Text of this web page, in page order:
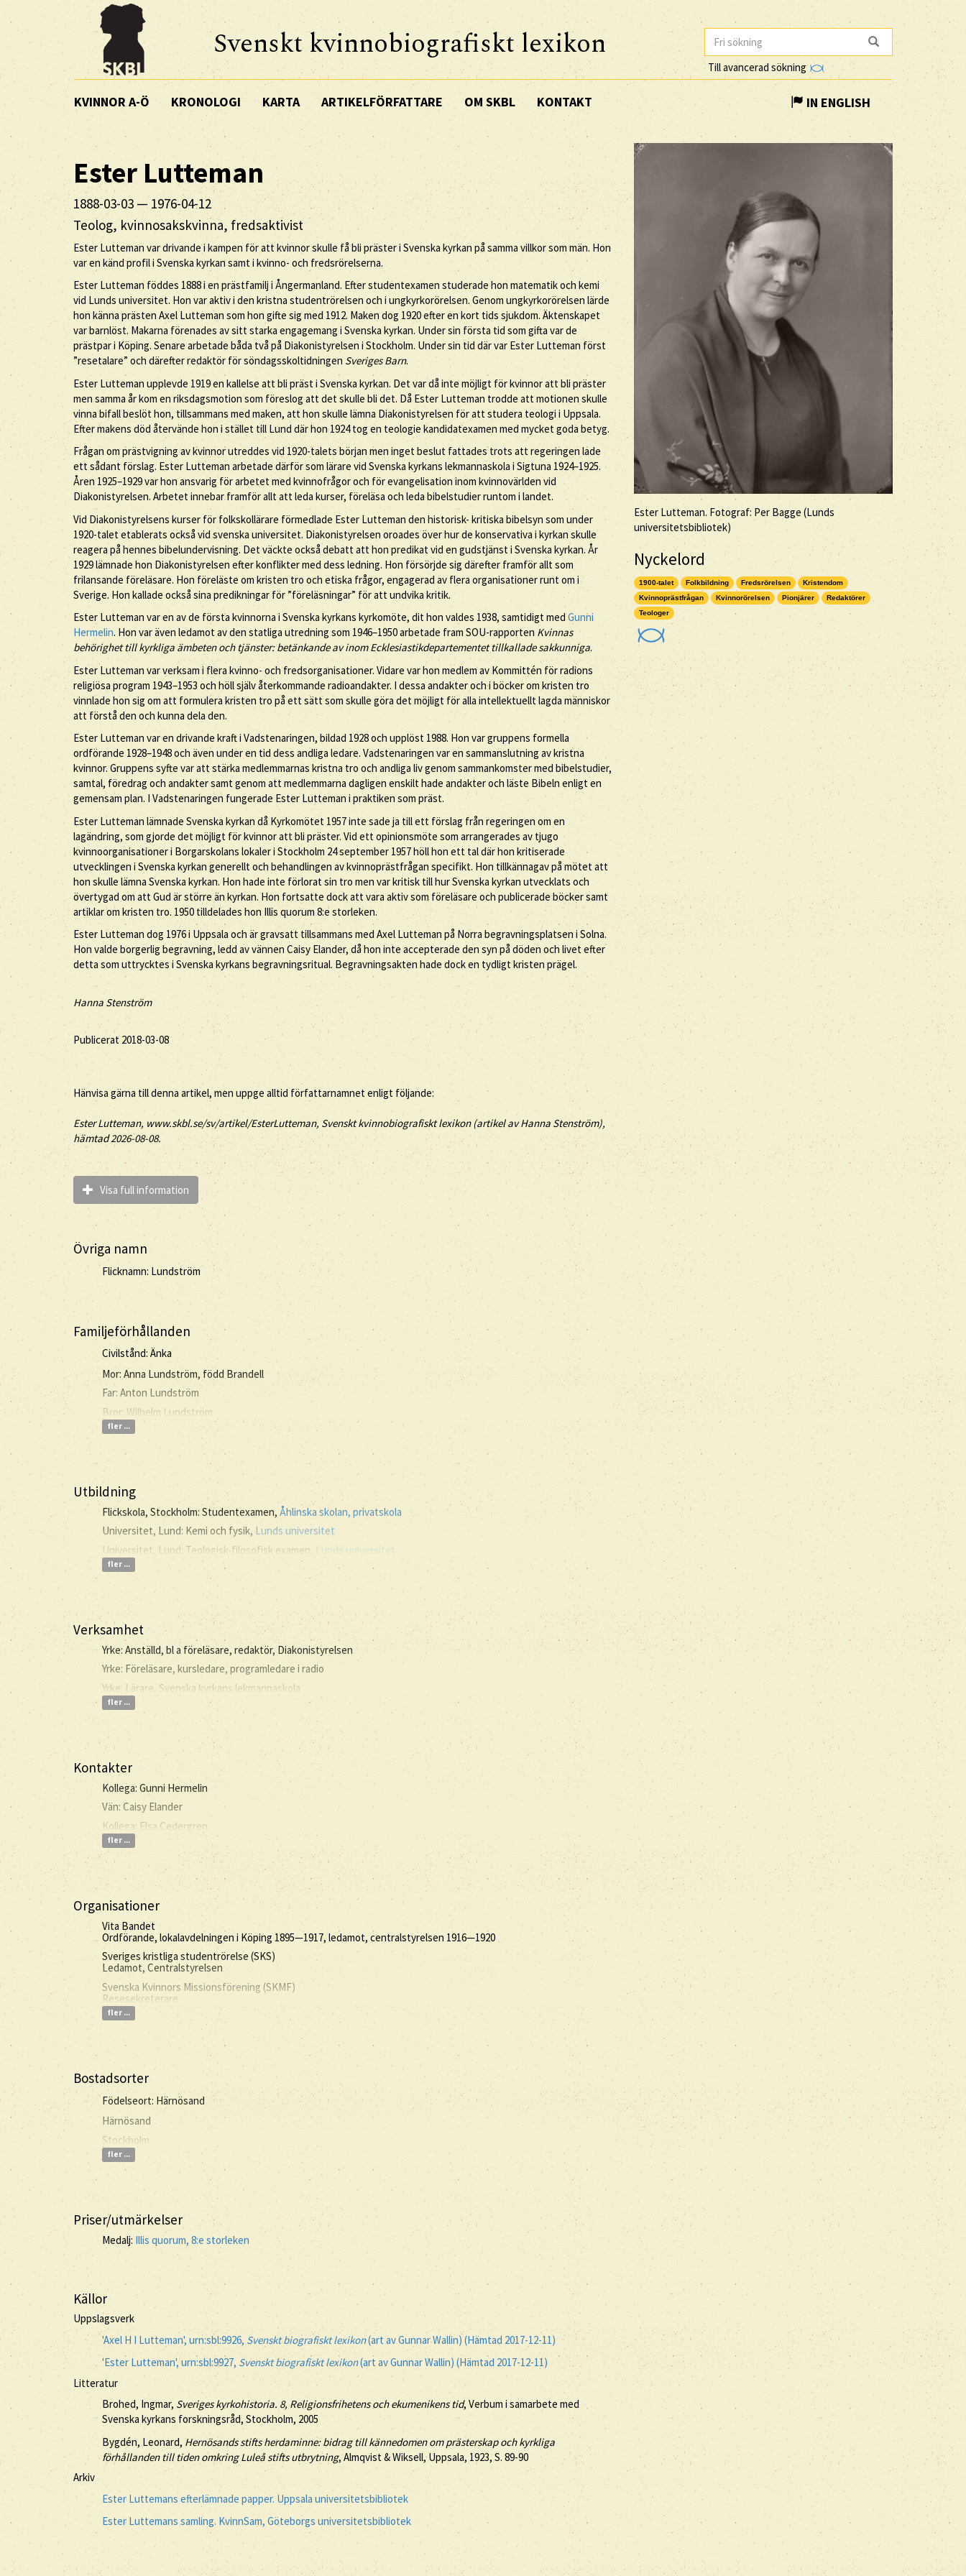
Svenskt kvinnobiografiskt lexikon
Till avancerad sökning
KVINNOR A-Ö KRONOLOGI KARTA ARTIKELFÖRFATTARE OM SKBL KONTAKT IN ENGLISH
Ester Lutteman
1888-03-03 — 1976-04-12
Teolog, kvinnosakskvinna, fredsaktivist
Ester Lutteman var drivande i kampen för att kvinnor skulle få bli präster i Svenska kyrkan på samma villkor som män. Hon
var en känd profil i Svenska kyrkan samt i kvinno- och fredsrörelserna.
Ester Lutteman föddes 1888 i en prästfamilj i Ångermanland. Efter studentexamen studerade hon matematik och kemi
vid Lunds universitet. Hon var aktiv i den kristna studentrörelsen och i ungkyrkorörelsen. Genom ungkyrkorörelsen lärde
hon känna prästen Axel Lutteman som hon gifte sig med 1912. Maken dog 1920 efter en kort tids sjukdom. Äktenskapet
var barnlöst. Makarna förenades av sitt starka engagemang i Svenska kyrkan. Under sin första tid som gifta var de
prästpar i Köping. Senare arbetade båda två på Diakonistyrelsen i Stockholm. Under sin tid där var Ester Lutteman först
”resetalare” och därefter redaktör för söndagsskoltidningen Sveriges Barn.
Ester Lutteman upplevde 1919 en kallelse att bli präst i Svenska kyrkan. Det var då inte möjligt för kvinnor att bli präster
men samma år kom en riksdagsmotion som föreslog att det skulle bli det. Då Ester Lutteman trodde att motionen skulle
vinna bifall beslöt hon, tillsammans med maken, att hon skulle lämna Diakonistyrelsen för att studera teologi i Uppsala.
Efter makens död återvände hon i stället till Lund där hon 1924 tog en teologie kandidatexamen med mycket goda betyg.
Frågan om prästvigning av kvinnor utreddes vid 1920-talets början men inget beslut fattades trots att regeringen lade
ett sådant förslag. Ester Lutteman arbetade därför som lärare vid Svenska kyrkans lekmannaskola i Sigtuna 1924–1925.
Åren 1925–1929 var hon ansvarig för arbetet med kvinnofrågor och för evangelisation inom kvinnovärlden vid
Diakonistyrelsen. Arbetet innebar framför allt att leda kurser, föreläsa och leda bibelstudier runtom i landet.
Vid Diakonistyrelsens kurser för folkskollärare förmedlade Ester Lutteman den historisk- kritiska bibelsyn som under
1920-talet etablerats också vid svenska universitet. Diakonistyrelsen oroades över hur de konservativa i kyrkan skulle
reagera på hennes bibelundervisning. Det väckte också debatt att hon predikat vid en gudstjänst i Svenska kyrkan. År
1929 lämnade hon Diakonistyrelsen efter konflikter med dess ledning. Hon försörjde sig därefter framför allt som
frilansande föreläsare. Hon föreläste om kristen tro och etiska frågor, engagerad av flera organisationer runt om i
Sverige. Hon kallade också sina predikningar för ”föreläsningar” för att undvika kritik.
Ester Lutteman var en av de första kvinnorna i Svenska kyrkans kyrkomöte, dit hon valdes 1938, samtidigt medGunni
Hermelin. Hon var även ledamot av den statliga utredning som 1946–1950 arbetade fram SOU-rapporten Kvinnas
behörighet till kyrkliga ämbeten och tjänster: betänkande av inom Ecklesiastikdepartementet tillkallade sakkunniga.
Ester Lutteman var verksam i flera kvinno- och fredsorganisationer. Vidare var hon medlem av Kommittén för radions
religiösa program 1943–1953 och höll själv återkommande radioandakter. I dessa andakter och i böcker om kristen tro
vinnlade hon sig om att formulera kristen tro på ett sätt som skulle göra det möjligt för alla intellektuellt lagda människor
att förstå den och kunna dela den.
Ester Lutteman var en drivande kraft i Vadstenaringen, bildad 1928 och upplöst 1988. Hon var gruppens formella
ordförande 1928–1948 och även under en tid dess andliga ledare. Vadstenaringen var en sammanslutning av kristna
kvinnor. Gruppens syfte var att stärka medlemmarnas kristna tro och andliga liv genom sammankomster med bibelstudier,
samtal, föredrag och andakter samt genom att medlemmarna dagligen enskilt hade andakter och läste Bibeln enligt en
gemensam plan. I Vadstenaringen fungerade Ester Lutteman i praktiken som präst.
Ester Lutteman lämnade Svenska kyrkan då Kyrkomötet 1957 inte sade ja till ett förslag från regeringen om en
lagändring, som gjorde det möjligt för kvinnor att bli präster. Vid ett opinionsmöte som arrangerades av tjugo
kvinnoorganisationer i Borgarskolans lokaler i Stockholm 24 september 1957 höll hon ett tal där hon kritiserade
utvecklingen i Svenska kyrkan generellt och behandlingen av kvinnoprästfrågan specifikt. Hon tillkännagav på mötet att
hon skulle lämna Svenska kyrkan. Hon hade inte förlorat sin tro men var kritisk till hur Svenska kyrkan utvecklats och
övertygad om att Gud är större än kyrkan. Hon fortsatte dock att vara aktiv som föreläsare och publicerade böcker samt
artiklar om kristen tro. 1950 tilldelades hon Illis quorum 8:e storleken.
Ester Lutteman dog 1976 i Uppsala och är gravsatt tillsammans med Axel Lutteman på Norra begravningsplatsen i Solna.
Hon valde borgerlig begravning, ledd av vännen Caisy Elander, då hon inte accepterade den syn på döden och livet efter
detta som uttrycktes i Svenska kyrkans begravningsritual. Begravningsakten hade dock en tydligt kristen prägel.
Hanna Stenström
Publicerat 2018-03-08
Hänvisa gärna till denna artikel, men uppge alltid författarnamnet enligt följande:
Ester Lutteman, www.skbl.se/sv/artikel/EsterLutteman, Svenskt kvinnobiografiskt lexikon (artikel avHanna Stenström),
hämtad 2026-08-08.
Visa full information
Övriga namn
Flicknamn: Lundström
Familjeförhållanden
Civilstånd: Änka
Mor: Anna Lundström, född Brandell
Far: Anton Lundström
Bror: Wilhelm Lundström
fler ...
Utbildning
Flickskola, Stockholm: Studentexamen, Åhlinska skolan, privatskola
Universitet, Lund: Kemi och fysik,Lunds universitet
Universitet, Lund: Teologisk-filosofisk examen, Lunds universitet
fler ...
Verksamhet
Yrke: Anställd, bl a föreläsare, redaktör, Diakonistyrelsen
Yrke: Föreläsare, kursledare, programledare i radio
Yrke: Lärare, Svenska kyrkans lekmannaskola
fler ...
Kontakter
Kollega: Gunni Hermelin
Vän: Caisy Elander
Kollega: Elsa Cedergren
fler ...
Organisationer
Vita Bandet
Ordförande, lokalavdelningen i Köping 1895—1917, ledamot, centralstyrelsen 1916—1920
Sveriges kristliga studentrörelse (SKS)
Ledamot, Centralstyrelsen
Svenska Kvinnors Missionsförening (SKMF)
Resesekreterare
fler ...
Bostadsorter
Födelseort: Härnösand
Härnösand
Stockholm
fler ...
Priser/utmärkelser
Medalj: Illis quorum, 8:e storleken
Källor
Uppslagsverk
'Axel H I Lutteman', urn:sbl:9926, Svenskt biografiskt lexikon(art av Gunnar Wallin) (Hämtad 2017-12-11)
'Ester Lutteman', urn:sbl:9927, Svenskt biografiskt lexikon(art av Gunnar Wallin) (Hämtad 2017-12-11)
Litteratur
Brohed, Ingmar, Sveriges kyrkohistoria. 8, Religionsfrihetens och ekumenikens tid, Verbum i samarbete med
Svenska kyrkans forskningsråd, Stockholm, 2005
Bygdén, Leonard, Hernösands stifts herdaminne: bidrag till kännedomen om prästerskap och kyrkliga
förhållanden till tiden omkring Luleå stifts utbrytning, Almqvist & Wiksell, Uppsala, 1923, S. 89-90
Arkiv
Ester Luttemans efterlämnade papper. Uppsala universitetsbibliotek
Ester Luttemans samling. KvinnSam, Göteborgs universitetsbibliotek
Ester Lutteman. Fotograf: Per Bagge (Lunds
universitetsbibliotek)
Nyckelord
1900-talet Folkbildning Fredsrörelsen
Kristendom
Kvinnoprästfrågan
Kvinnorörelsen Pionjärer
Redaktörer
Teologer